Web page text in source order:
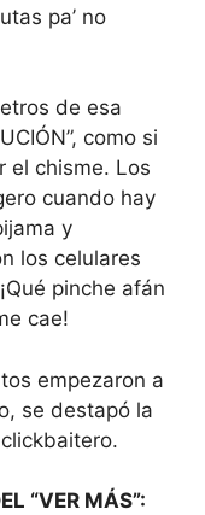
pa’ no
de esa
como si
el chisme. Los
cuando hay
y
los celulares
pinche afán
cae!
empezaron a
se destapó la
“VER MÁS”: